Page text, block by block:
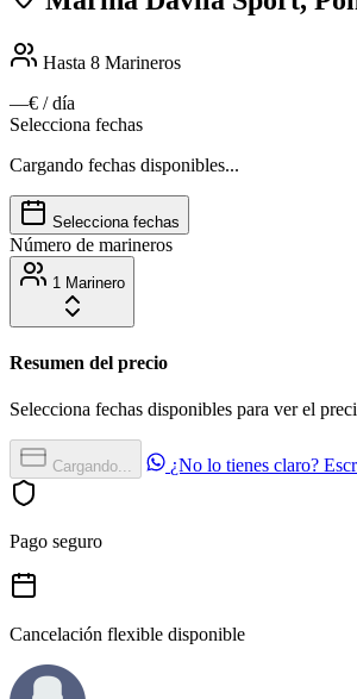
Hasta 8 Marineros
—€ / día
Selecciona fechas
Cargando fechas disponibles...
Selecciona fechas
Número de marineros
1 Marinero
Resumen del precio
Selecciona fechas disponibles para ver el
Cargando... ¿No lo tienes claro?
Pago seguro
Cancelación flexible disponible